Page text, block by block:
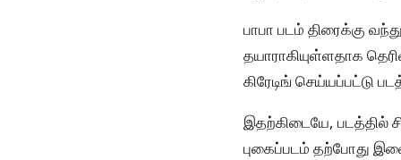
பாபா படம் திரைக்கு
தயாராகியுள்ளதாக
கிரேடிங் செய்யப்பட்டு
இதற்கிடையே, படத்தில்
புகைப்படம் தற்போது